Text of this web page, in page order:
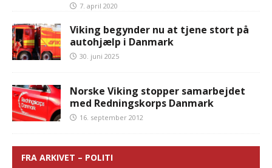
7. april 2020
Viking begynder nu at tjene stort på
autohjælp i Danmark
30. juni 2025
Norske Viking stopper samarbejdet
med Redningskorps Danmark
16. september 2012
FRA ARKIVET – POLITI